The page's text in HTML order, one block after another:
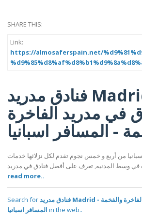
SHARE THIS:
Link:
https://almosaferspain.net/
فنادق مدريد Madrid أفضل
في مدريد الفاخرة
- المسافر اسبانيا
من أربع و خمس نجوم تقدم لكل نزلائها خدمات
في وسط المدنية, تعرف على أفضل فنادق في مدريد
read more..
Search forفنادق مدريد Madrid أفضل الفنادق في مدريد الفاخرة والفخمة -
المسافر اسبانيا in the web..